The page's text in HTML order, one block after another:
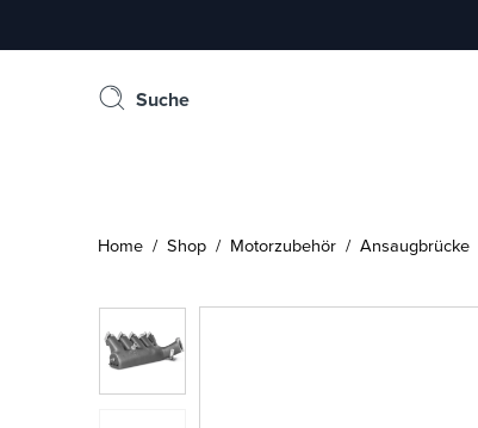
Suche
Home / Shop / Motorzubehör / Ansaugbrücke